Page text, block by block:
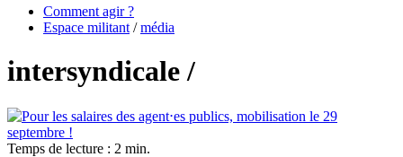
Comment agir ?
Espace militant /média
intersyndicale /
Temps de lecture : 2 min.